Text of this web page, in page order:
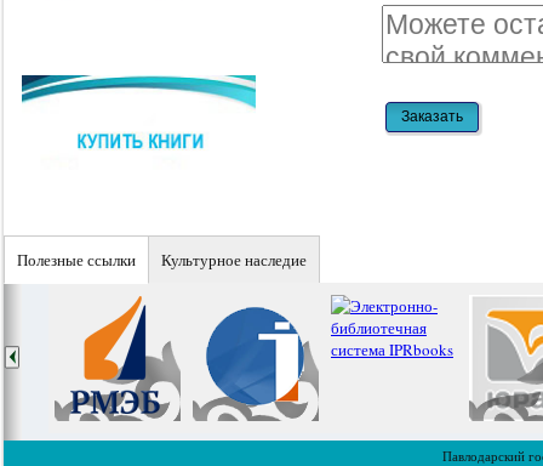
Полезные ссылки Культурное наследие
Павлодарский